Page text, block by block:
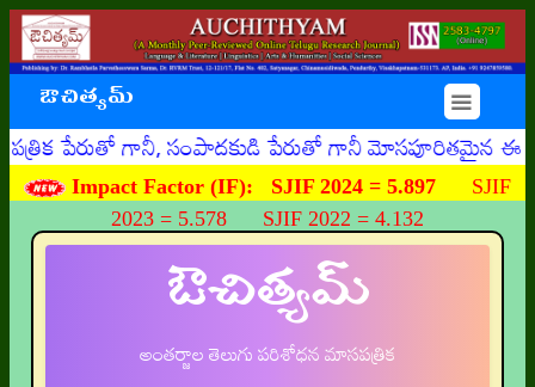
ఔచిత్యమ్ ☰
గానీ, సంపాదకుడి పేరుతో గానీ మోసపూరితమైన ఈమెయిళ్ళు,
Impact Factor (IF): SJIF 2024 = 5.897 SJIF
2023 = 5.578 SJIF 2022 = 4.132
ఔచిత్యమ్
అంతర్జాల తెలుగు పరిశోధన మాసపత్రిక